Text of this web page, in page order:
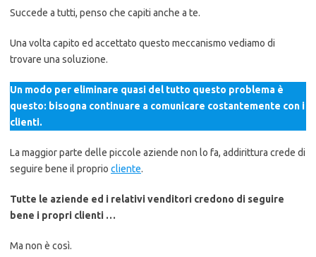
Succede a tutti, penso che capiti anche a te.
Una volta capito ed accettato questo meccanismo vediamo di
trovare una soluzione.
Un modo per eliminare quasi del tutto questo problema è
questo: bisogna continuare a comunicare costantemente con i
clienti.
La maggior parte delle piccole aziende non lo fa, addirittura crede di
seguire bene il proprio cliente.
Tutte le aziende ed i relativi venditori credono di seguire
bene i propri clienti …
Ma non è così.